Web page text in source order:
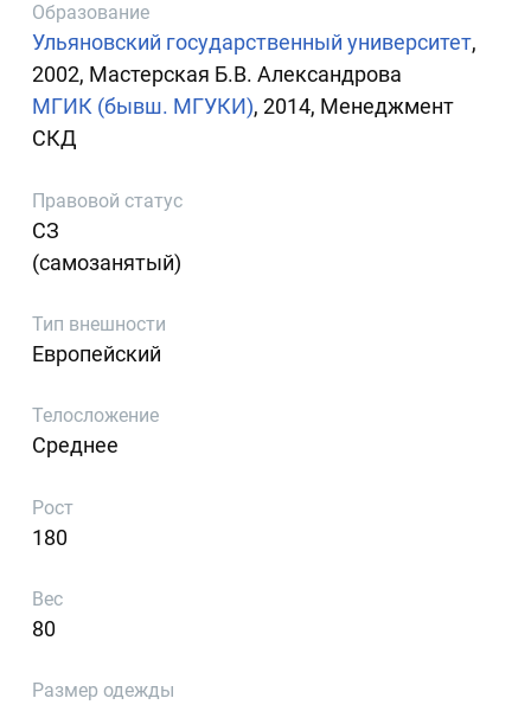
Образование
Ульяновский государственный университет,
2002, Мастерская Б.В. Александрова
МГИК (бывш. МГУКИ), 2014, Менеджмент
СКД
Правовой статус
СЗ
(самозанятый)
Тип внешности
Европейский
Телосложение
Среднее
Рост
180
Вес
80
Размер одежды